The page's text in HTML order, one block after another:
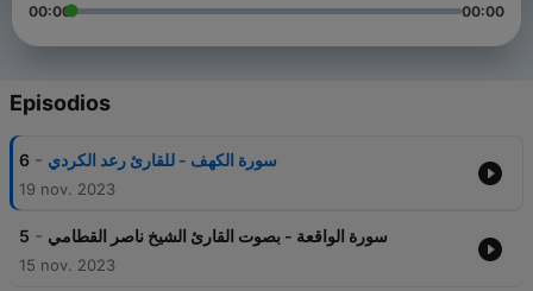
00:00 00:00
Episodios
6 - سورة الكهف - للقارئ رعد الكردي
19 nov. 2023
5 - سورة الواقعة - بصوت القارئ الشيخ ناصر القطامي
15 nov. 2023